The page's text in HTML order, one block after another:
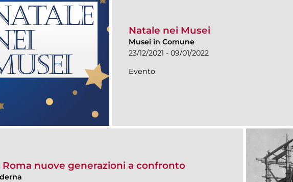
Natale nei Musei
Musei in Comune
23/12/2021 - 09/01/2022
Evento
Roma nuove generazioni a confronto